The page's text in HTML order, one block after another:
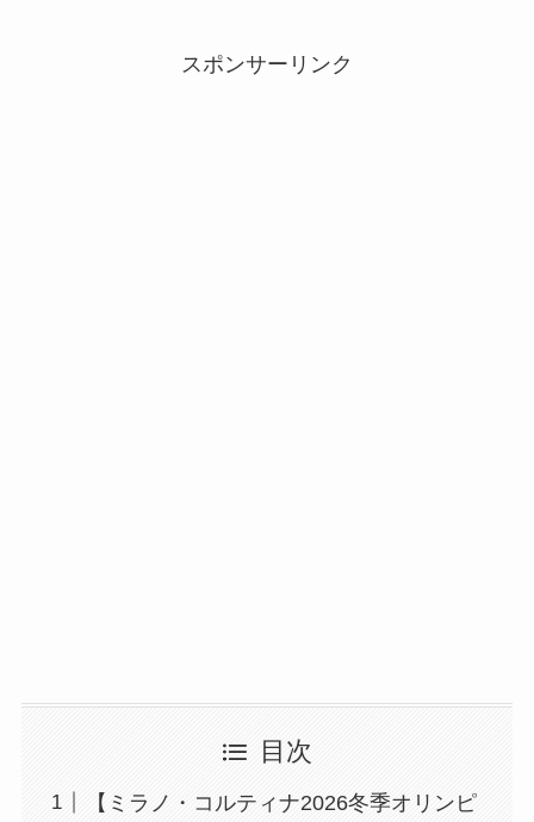
スポンサーリンク
目次
【ミラノ・コルティナ2026冬季オリンピ